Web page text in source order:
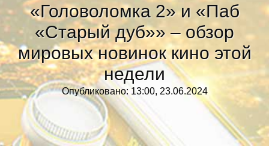
«Головоломка 2» и «Паб
«Старый дуб»» – обзор
мировых новинок кино этой
недели
Опубликовано: 13:00, 23.06.2024
Тренды новостей»
Рубрики»
Правила»
Контакт»